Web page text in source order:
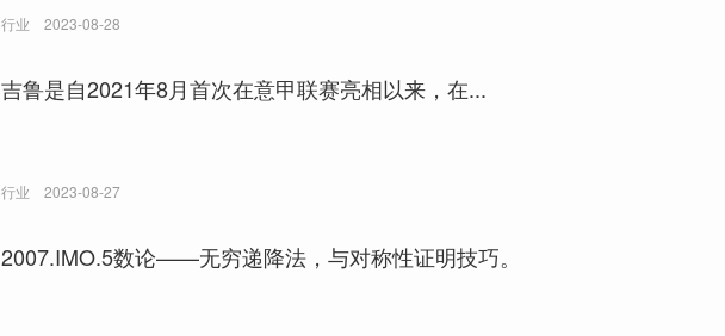
行业 2023-08-28
吉鲁是自2021年8月首次在意甲联赛亮相以来，在...
行业 2023-08-27
2007.IMO.5数论——无穷递降法，与对称性证明技巧。